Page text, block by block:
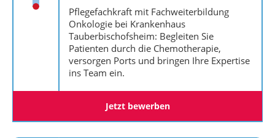
Pflegefachkraft mit Fachweiterbildung
Onkologie bei Krankenhaus
Tauberbischofsheim: Begleiten Sie
Patienten durch die Chemotherapie,
versorgen Ports und bringen Ihre Expertise
ins Team ein.
Jetzt bewerben